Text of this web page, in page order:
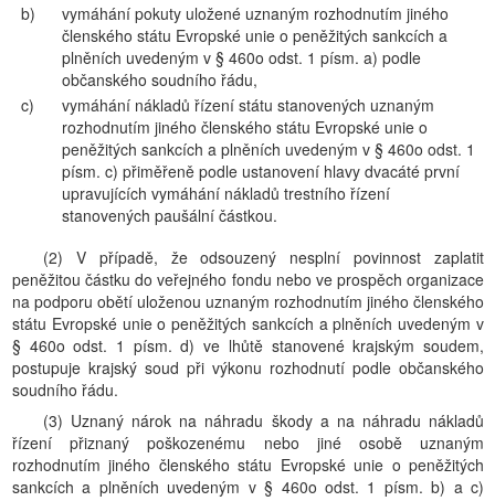
b)
vymáhání pokuty uložené uznaným rozhodnutím jiného
členského státu Evropské unie o peněžitých sankcích a
plněních uvedeným v § 460o odst. 1 písm. a) podle
občanského soudního řádu,
c)
vymáhání nákladů řízení státu stanovených uznaným
rozhodnutím jiného členského státu Evropské unie o
peněžitých sankcích a plněních uvedeným v § 460o odst. 1
písm. c) přiměřeně podle ustanovení hlavy dvacáté první
upravujících vymáhání nákladů trestního řízení
stanovených paušální částkou.
(2) V případě, že odsouzený nesplní povinnost zaplatit
peněžitou částku do veřejného fondu nebo ve prospěch organizace
na podporu obětí uloženou uznaným rozhodnutím jiného členského
státu Evropské unie o peněžitých sankcích a plněních uvedeným v
§ 460o odst. 1 písm. d) ve lhůtě stanovené krajským soudem,
postupuje krajský soud při výkonu rozhodnutí podle občanského
soudního řádu.
(3) Uznaný nárok na náhradu škody a na náhradu nákladů
řízení přiznaný poškozenému nebo jiné osobě uznaným
rozhodnutím jiného členského státu Evropské unie o peněžitých
sankcích a plněních uvedeným v § 460o odst. 1 písm. b) a c)